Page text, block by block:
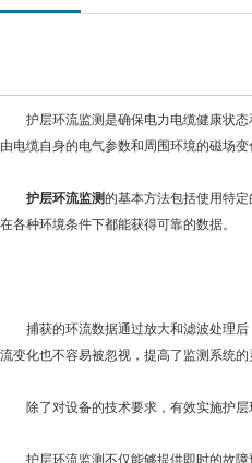
护层环流监测是确保电力电缆健康状态
由电缆自身的电气参数和周围环境的磁场
护层环流监测的基本方法包括使用特
在各种环境条件下都能获得可靠的数据。
捕获的环流数据通过放大和滤波处理后
流变化也不容易被忽视，提高了监测系统的
除了对设备的技术要求，有效实施护层
护层环流监测不仅能够提供即时的故障